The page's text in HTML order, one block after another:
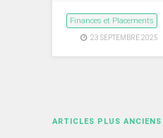
Finances et Placements
23 SEPTEMBRE 2025
Navigation
ARTICLES PLUS ANCIENS